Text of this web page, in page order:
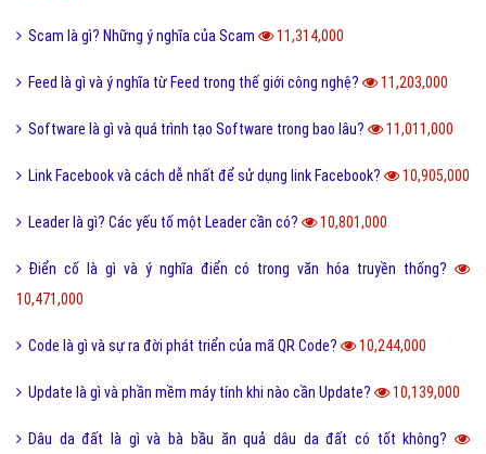
Scam là gì? Những ý nghĩa của Scam 11,314,000
Feed là gì và ý nghĩa từ Feed trong thế giới công nghệ? 11,203,000
Software là gì và quá trình tạo Software trong bao lâu? 11,011,000
Link Facebook và cách dễ nhất để sử dụng link Facebook? 10,905,000
Leader là gì? Các yếu tố một Leader cần có? 10,801,000
Điển cố là gì và ý nghĩa điển có trong văn hóa truyền thống?
10,471,000
Code là gì và sự ra đời phát triển của mã QR Code? 10,244,000
Update là gì và phần mềm máy tính khi nào cần Update? 10,139,000
Dâu da đất là gì và bà bầu ăn quả dâu da đất có tốt không?